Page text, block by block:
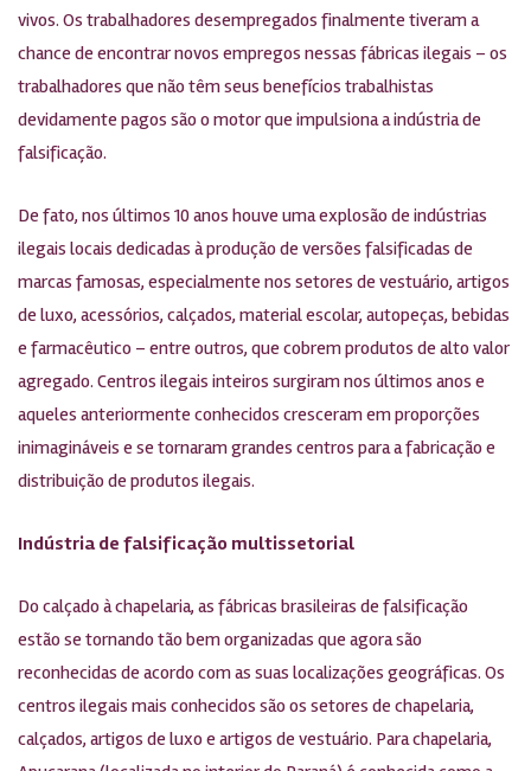
vivos. Os trabalhadores desempregados finalmente tiveram a
chance de encontrar novos empregos nessas fábricas ilegais – os
trabalhadores que não têm seus benefícios trabalhistas
devidamente pagos são o motor que impulsiona a indústria de
falsificação.
De fato, nos últimos 10 anos houve uma explosão de indústrias
ilegais locais dedicadas à produção de versões falsificadas de
marcas famosas, especialmente nos setores de vestuário, artigos
de luxo, acessórios, calçados, material escolar, autopeças, bebidas
e farmacêutico – entre outros, que cobrem produtos de alto valor
agregado. Centros ilegais inteiros surgiram nos últimos anos e
aqueles anteriormente conhecidos cresceram em proporções
inimagináveis e se tornaram grandes centros para a fabricação e
distribuição de produtos ilegais.
Indústria de falsificação multissetorial
Do calçado à chapelaria, as fábricas brasileiras de falsificação
estão se tornando tão bem organizadas que agora são
reconhecidas de acordo com as suas localizações geográficas. Os
centros ilegais mais conhecidos são os setores de chapelaria,
calçados, artigos de luxo e artigos de vestuário. Para chapelaria,